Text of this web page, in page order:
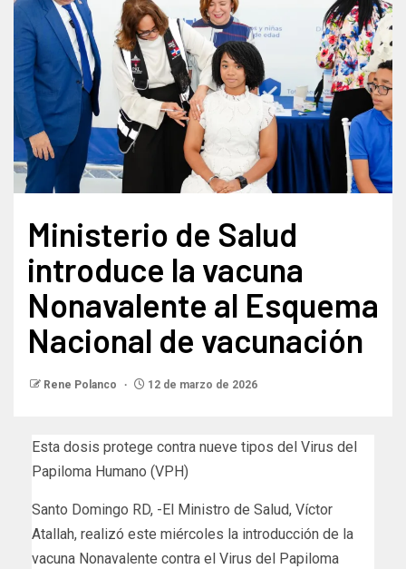
Ministerio de Salud
introduce la vacuna
Nonavalente al Esquema
Nacional de vacunación
Rene Polanco 12 de marzo de 2026
Esta dosis protege contra nueve tipos del Virus del
Papiloma Humano (VPH)
Santo Domingo RD, -El Ministro de Salud, Víctor
Atallah, realizó este miércoles la introducción de la
vacuna Nonavalente contra el Virus del Papiloma